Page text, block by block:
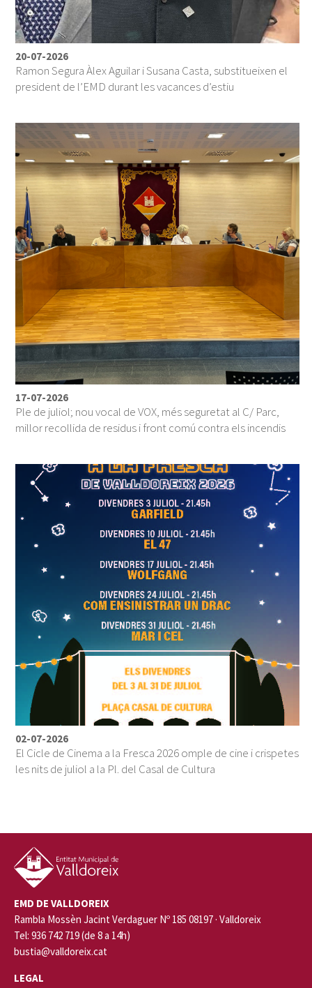
20-07-2026
Ramon Segura Àlex Aguilar i Susana Casta, substitueixen el
president de l’EMD durant les vacances d’estiu
17-07-2026
Ple de juliol; nou vocal de VOX, més seguretat al C/ Parc,
millor recollida de residus i front comú contra els incendis
02-07-2026
El Cicle de Cinema a la Fresca 2026 omple de cine i crispetes
les nits de juliol a la Pl. del Casal de Cultura
EMD DE VALLDOREIX
Rambla Mossèn Jacint Verdaguer Nº 185 08197 · Valldoreix
Tel: 936 742 719 (de 8 a 14h)
bustia@valldoreix.cat
LEGAL